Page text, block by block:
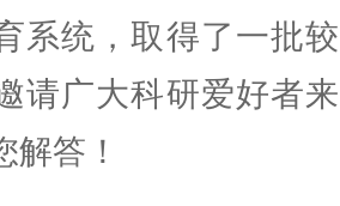
系统，取得了一批
请广大科研爱好者
解答！